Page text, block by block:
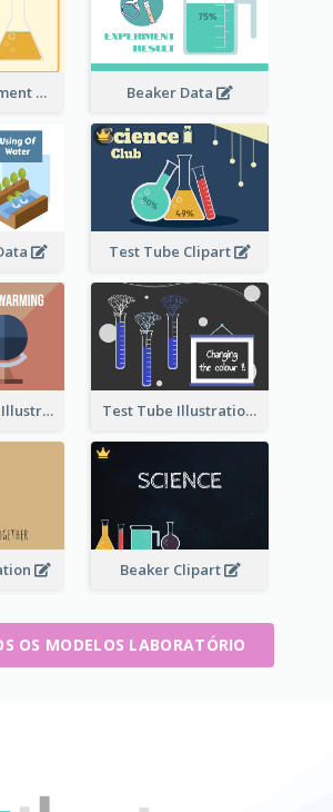
Beaker Experiment Data Beaker Data
Test Tube Clipart
Thermometer Illustration Test Tube Illustration
Beaker Clipart
OS MODELOS LABORATÓRIO